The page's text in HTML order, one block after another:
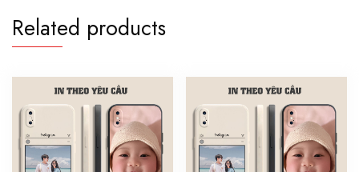
in
hình
yêu
quantity
Related products